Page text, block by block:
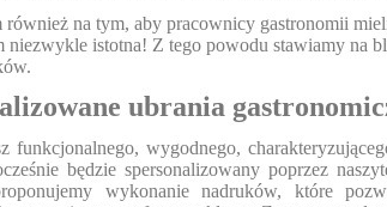
również na tym, aby pracownicy gastronomii
niezwykle istotna! Z tego powodu stawiamy na
ubrania
funkcjonalnego, wygodnego,
będzie spersonalizowany poprzez
wykonanie nadruków, które